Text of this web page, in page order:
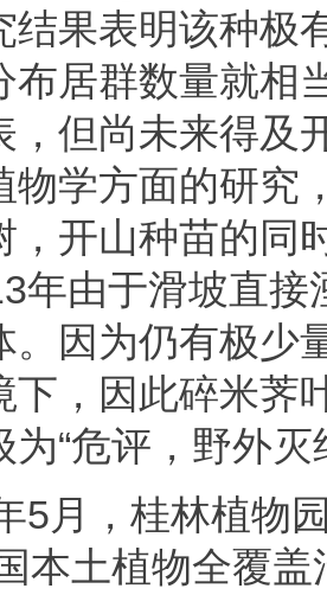
结果表明该种极
布居群数量就相
，但尚未来得及
物学方面的研究
，开山种苗的同
年由于滑坡直接
。因为仍有极少
下，因此碎米荠
“危评，野外灭
，桂林植物园
本土植物全覆